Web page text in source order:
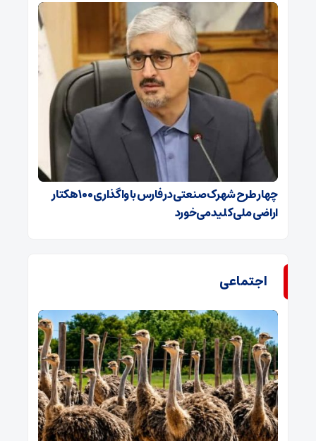
چهار طرح شهرک صنعتی در فارس با واگذاری ۱۰۰ هکتار
اراضی ملی کلید می‌خورد
اجتماعی